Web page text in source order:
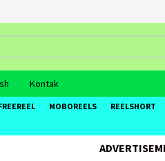
Kontak
MOBOREELS REELSHORT